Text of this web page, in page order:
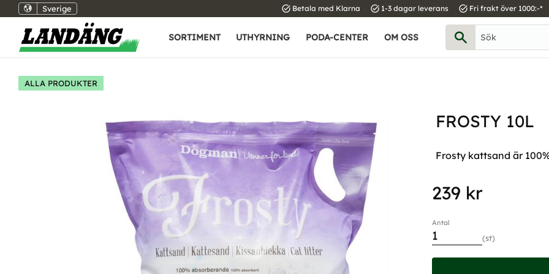
Sverige task_alt Betala med Klarna task_alt 1-3 dagar leverans task_alt Fri frakt över 1000:-*
SORTIMENT UTHYRNING PODA-CENTER OM OSS
ALLA PRODUKTER
FROSTY 10L
Frosty kattsand är
239 kr
Antal
st